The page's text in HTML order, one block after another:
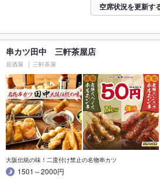
空席状況を更新す
串カツ田中 三軒茶屋店
居酒屋 三軒茶屋
大阪伝統の味！二度付け禁止の名物串カツ
1501～2000円